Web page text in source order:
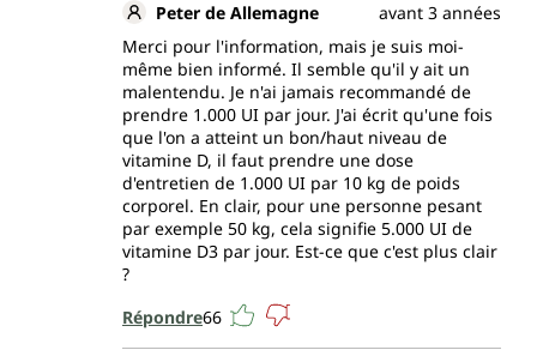
Peter de Allemagne
avant 3 années
Merci pour l'information, mais je suis moi-
même bien informé. Il semble qu'il y ait un
malentendu. Je n'ai jamais recommandé de
prendre 1.000 UI par jour. J'ai écrit qu'une fois
que l'on a atteint un bon/haut niveau de
vitamine D, il faut prendre une dose
d'entretien de 1.000 UI par 10 kg de poids
corporel. En clair, pour une personne pesant
par exemple 50 kg, cela signifie 5.000 UI de
vitamine D3 par jour. Est-ce que c'est plus clair
?
Répondre66